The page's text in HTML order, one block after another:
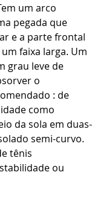
um arco
pegada que
e a parte frontal
faixa larga. Um
grau leve de
o
: de
como
da sola em duas-
semi-curvo.
tênis
ou